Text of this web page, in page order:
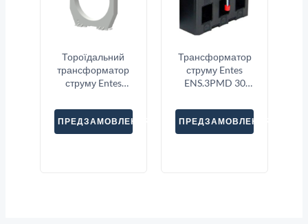
Тороїдальний
трансформатор
струму Entes
ПРЕДЗАМОВЛЕННЯ
Трансформатор
струму Entes
ENS.3PMD 30
ПРЕДЗАМОВЛЕННЯ